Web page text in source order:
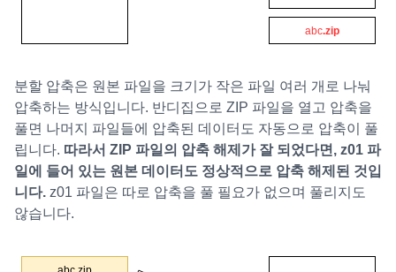
분할 압축은 원본 파일을 크기가 작은 파일 여러 개로 나눠
압축하는 방식입니다. 반디집으로 ZIP 파일을 열고 압축을
풀면 나머지 파일들에 압축된 데이터도 자동으로 압축이 풀
립니다. 따라서 ZIP 파일의 압축 해제가 잘 되었다면, z01 파
일에 들어 있는 원본 데이터도 정상적으로 압축 해제된 것입
니다. z01 파일은 따로 압축을 풀 필요가 없으며 풀리지도
않습니다.